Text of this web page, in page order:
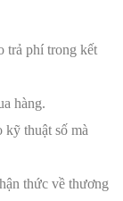
trả phí trong kết
hàng.
kỹ thuật số mà
thức về thương